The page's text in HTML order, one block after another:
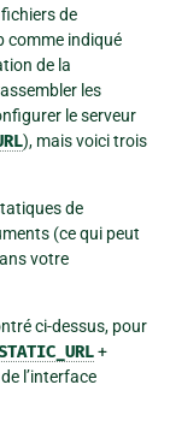
de
comme indiqué
de la
les
le serveur
), mais voici trois
de
(ce qui peut
votre
ci-dessus, pour
+
l’interface